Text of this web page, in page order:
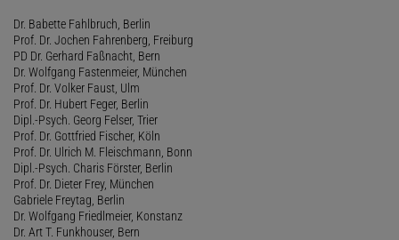
Dr. Babette Fahlbruch, Berlin
Prof. Dr. Jochen Fahrenberg, Freiburg
PD Dr. Gerhard Faßnacht, Bern
Dr. Wolfgang Fastenmeier, München
Prof. Dr. Volker Faust, Ulm
Prof. Dr. Hubert Feger, Berlin
Dipl.-Psych. Georg Felser, Trier
Prof. Dr. Gottfried Fischer, Köln
Prof. Dr. Ulrich M. Fleischmann, Bonn
Dipl.-Psych. Charis Förster, Berlin
Prof. Dr. Dieter Frey, München
Gabriele Freytag, Berlin
Dr. Wolfgang Friedlmeier, Konstanz
Dr. Art T. Funkhouser, Bern